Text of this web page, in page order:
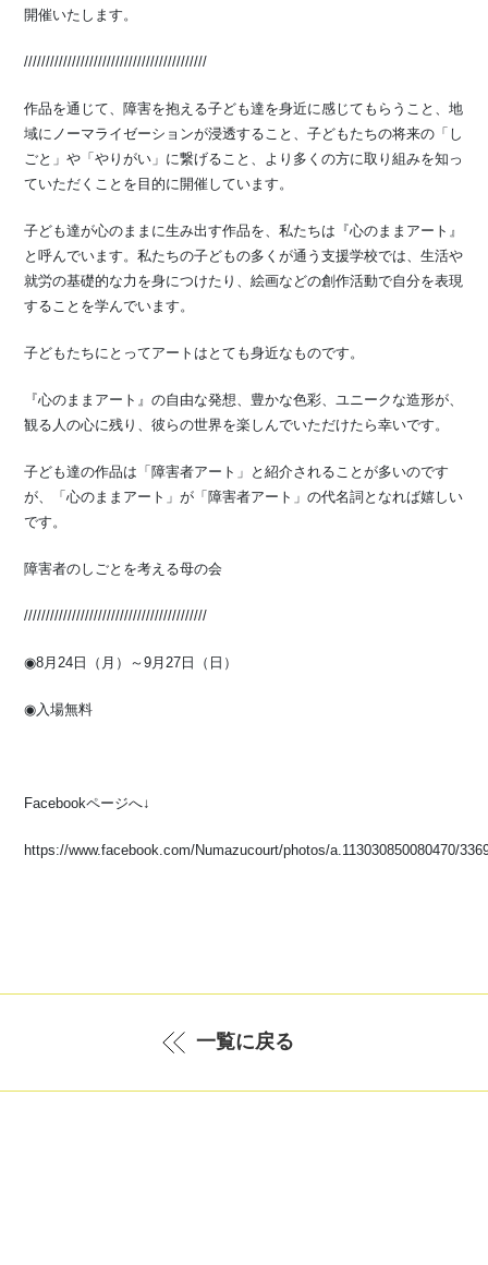
開催いたします。
//////////////////////////////////////////
作品を通じて、障害を抱える子ども達を身近に感じてもらうこと、地
域にノーマライゼーションが浸透すること、子どもたちの将来の「し
ごと」や「やりがい」に繋げること、より多くの方に取り組みを知っ
ていただくことを目的に開催しています。
子ども達が心のままに生み出す作品を、私たちは『心のままアート』
と呼んでいます。私たちの子どもの多くが通う支援学校では、生活や
就労の基礎的な力を身につけたり、絵画などの創作活動で自分を表現
することを学んでいます。
子どもたちにとってアートはとても身近なものです。
『心のままアート』の自由な発想、豊かな色彩、ユニークな造形が、
観る人の心に残り、彼らの世界を楽しんでいただけたら幸いです。
子ども達の作品は「障害者アート」と紹介されることが多いのです
が、「心のままアート」が「障害者アート」の代名詞となれば嬉しい
です。
障害者のしごとを考える母の会
//////////////////////////////////////////
◉8月24日（月）～9月27日（日）
◉入場無料
Facebookページへ↓
https://www.facebook.com/Numazucourt/photos/a.113030850080470/
一覧に戻る